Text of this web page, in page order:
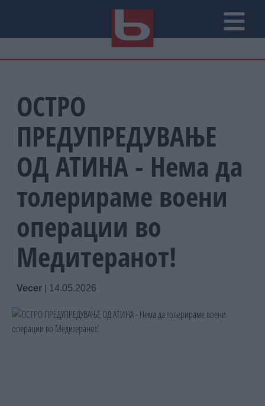
ОСТРО
ПРЕДУПРЕДУВАЊЕ
ОД АТИНА - Нема да
толерираме воени
операции во
Медитеранот!
Vecer 14.05.2026